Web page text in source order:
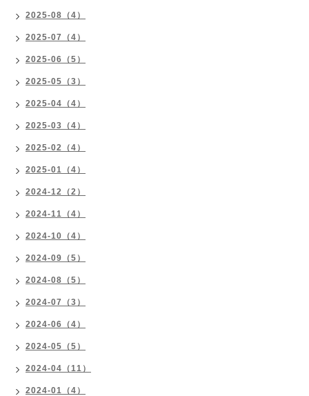
2025-08（4）
2025-07（4）
2025-06（5）
2025-05（3）
2025-04（4）
2025-03（4）
2025-02（4）
2025-01（4）
2024-12（2）
2024-11（4）
2024-10（4）
2024-09（5）
2024-08（5）
2024-07（3）
2024-06（4）
2024-05（5）
2024-04（11）
2024-01（4）